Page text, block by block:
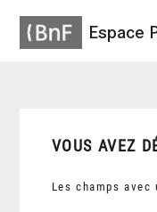
Espace
VOUS AVEZ
Les champs